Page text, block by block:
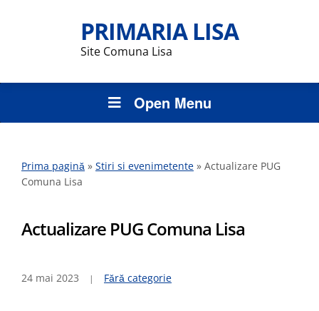
PRIMARIA LISA
Site Comuna Lisa
Open Menu
Prima pagină » Stiri si evenimetente » Actualizare PUG
Comuna Lisa
Actualizare PUG Comuna Lisa
24 mai 2023 Fără categorie